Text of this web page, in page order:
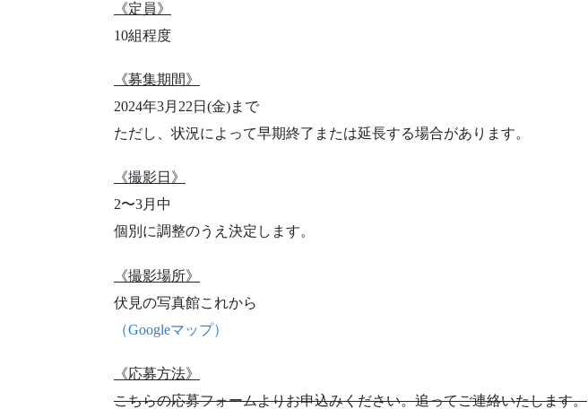
《定員》
10組程度
《募集期間》
2024年3月22日(金)まで
ただし、状況によって早期終了または延長する場合があります。
《撮影日》
2〜3月中
個別に調整のうえ決定します。
《撮影場所》
伏見の写真館これから
（Googleマップ）
《応募方法》
こちらの応募フォームよりお申込みください。追ってご連絡いたします。